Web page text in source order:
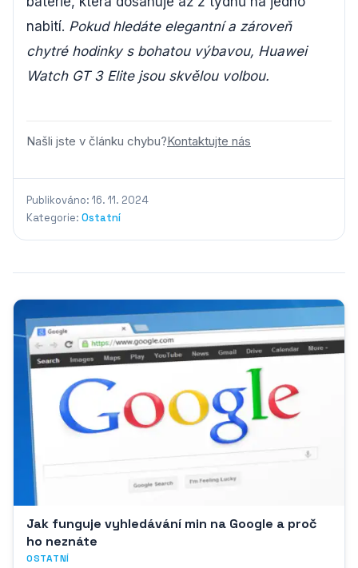
nabití. Pokud hledáte elegantní a zároveň
chytré hodinky s bohatou výbavou, Huawei
Watch GT 3 Elite jsou skvělou volbou.
Našli jste v článku chybu?Kontaktujte nás
Publikováno: 16. 11. 2024
Kategorie: Ostatní
Jak funguje vyhledávání min na Google a proč
ho neznáte
OSTATNÍ